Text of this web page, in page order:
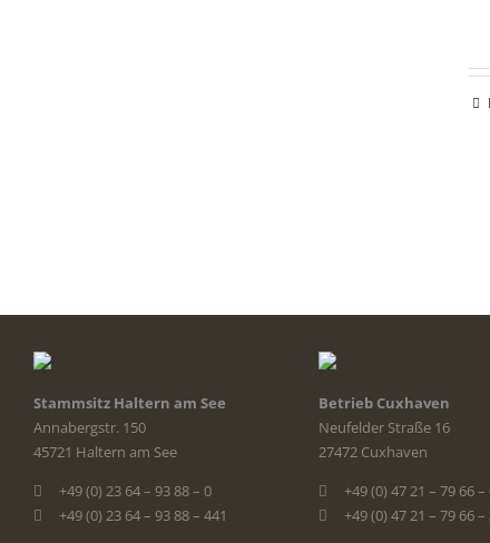
Stammsitz Haltern am See
Annabergstr. 150
45721 Haltern am See
+49 (0) 23 64 – 93 88 – 0
+49 (0) 23 64 – 93 88 – 441
Betrieb Cuxhaven
Neufelder Straße 16
27472 Cuxhaven
+49 (0) 47 21 – 79 66 –
+49 (0) 47 21 – 79 66 –